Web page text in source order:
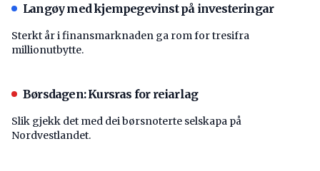
Langøy med kjempegevinst på investeringar
Sterkt år i finansmarknaden ga rom for tresifra
millionutbytte.
Børsdagen: Kursras for reiarlag
Slik gjekk det med dei børsnoterte selskapa på
Nordvestlandet.